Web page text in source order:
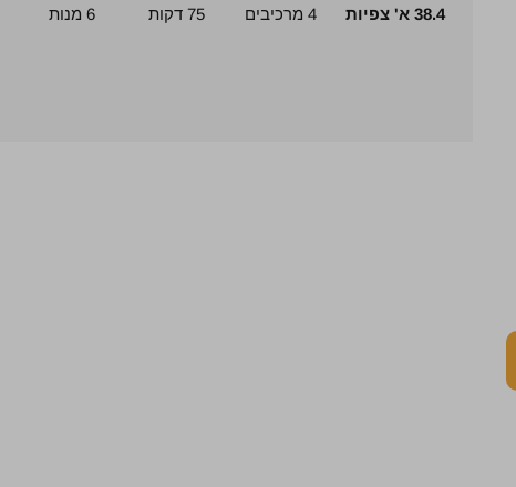
38.4 א' צפיות 4 מרכיבים 75 דקות 6 מנות